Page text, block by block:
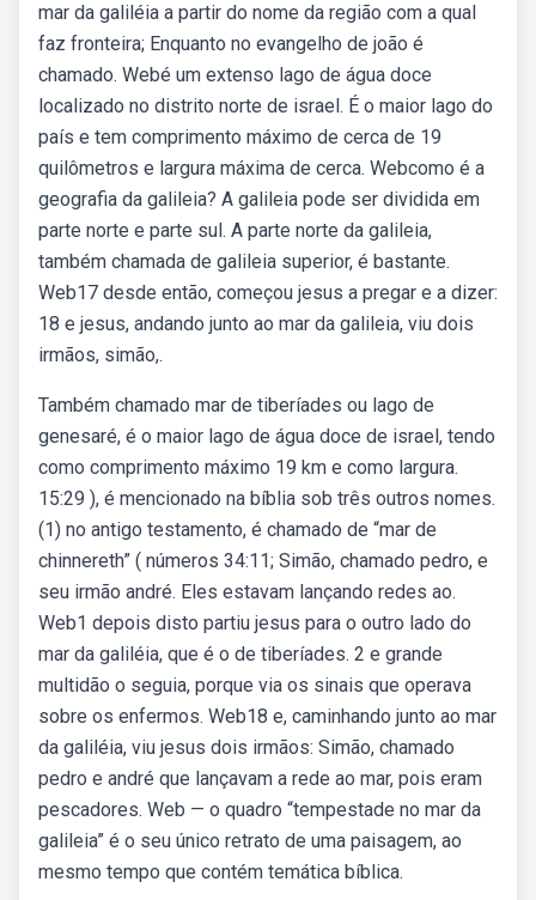
mar da galiléia a partir do nome da região com a qual
faz fronteira; Enquanto no evangelho de joão é
chamado. Webé um extenso lago de água doce
localizado no distrito norte de israel. É o maior lago do
país e tem comprimento máximo de cerca de 19
quilômetros e largura máxima de cerca. Webcomo é a
geografia da galileia? A galileia pode ser dividida em
parte norte e parte sul. A parte norte da galileia,
também chamada de galileia superior, é bastante.
Web17 desde então, começou jesus a pregar e a dizer:
18 e jesus, andando junto ao mar da galileia, viu dois
irmãos, simão,.
Também chamado mar de tiberíades ou lago de
genesaré, é o maior lago de água doce de israel, tendo
como comprimento máximo 19 km e como largura.
15:29 ), é mencionado na bíblia sob três outros nomes.
(1) no antigo testamento, é chamado de “mar de
chinnereth” ( números 34:11; Simão, chamado pedro, e
seu irmão andré. Eles estavam lançando redes ao.
Web1 depois disto partiu jesus para o outro lado do
mar da galiléia, que é o de tiberíades. 2 e grande
multidão o seguia, porque via os sinais que operava
sobre os enfermos. Web18 e, caminhando junto ao mar
da galiléia, viu jesus dois irmãos: Simão, chamado
pedro e andré que lançavam a rede ao mar, pois eram
pescadores. Web — o quadro “tempestade no mar da
galileia” é o seu único retrato de uma paisagem, ao
mesmo tempo que contém temática bíblica.